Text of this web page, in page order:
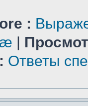
:
|
Ответы